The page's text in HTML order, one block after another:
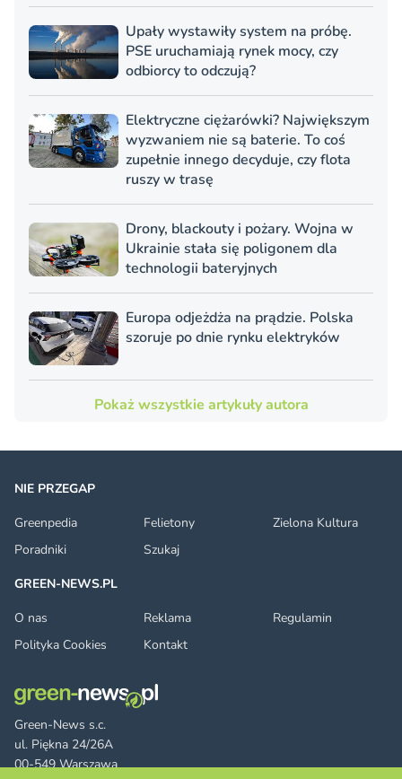
Upały wystawiły system na próbę.
PSE uruchamiają rynek mocy, czy
odbiorcy to odczują?
Elektryczne ciężarówki? Największym
wyzwaniem nie są baterie. To coś
zupełnie innego decyduje, czy flota
ruszy w trasę
Drony, blackouty i pożary. Wojna w
Ukrainie stała się poligonem dla
technologii bateryjnych
Europa odjeżdża na prądzie. Polska
szoruje po dnie rynku elektryków
Pokaż wszystkie artykuły autora
Green-News s.c.
ul. Piękna 24/26A
00-549 Warszawa
NIE PRZEGAP
Greenpedia
Felietony
Zielona Kultura
Poradniki
Szukaj
GREEN-NEWS.PL
O nas
Reklama
Regulamin
Polityka Cookies
Kontakt